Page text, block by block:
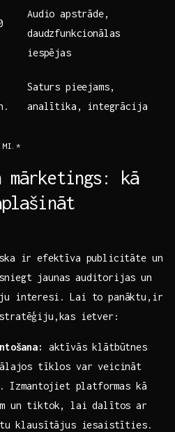
Audio apstrāde,
daudzfunkcionālas
iespējas
Saturs ‍pieejams,
‍analītika, integrācija
kā
ir efektīva​ publicitāte un⁤
jaunas auditorijas un
interesi. Lai to ​panāktu,ir
stratēģiju,kas⁢ ietver:
aktīvās klātbūtnes
tīklos var veicināt
Izmantojiet platformas kā
un tiktok, lai dalītos ar
klausītājus ‌iesaistīties.